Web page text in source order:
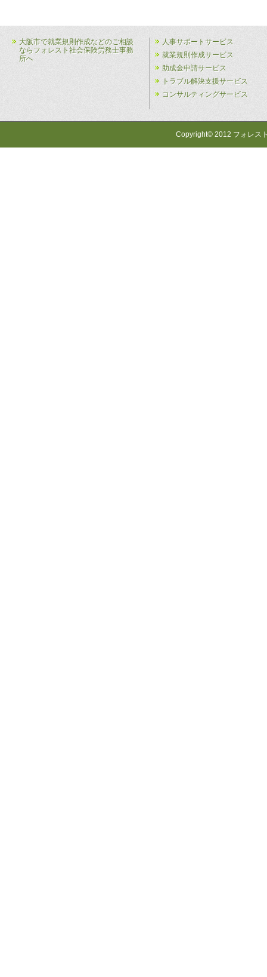
大阪市で就業規則作成などのご相談
ならフォレスト社会保険労務士事務
所へ
人事サポートサービス
就業規則作成サービス
助成金申請サービス
トラブル解決支援サービス
コンサルティングサービス
Copyright© 2012 フォレス